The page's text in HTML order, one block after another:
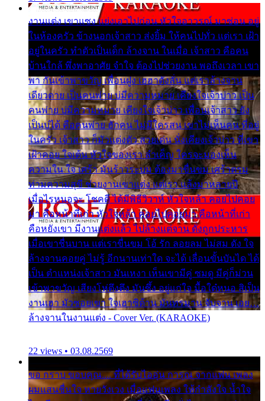
งานแต่ง เขาแซง แย่งเอาไปก่อน หัวใจอาวรณ์ มาซ่อน อยู่
ในห้องครัว ข้างนอกเจ้าสาว ส่งยิ้ม ให้คนไปทั่ว แต่เรา เฝ้า
อยู่ในครัว ทำตัวเป็นเด็ก ล้างจาน ในเมื่อ เจ้าสาว คือคน
บ้านใกล้ พึ่งพาอาศัย จำใจ ต้องไปช่วยงาน พอถึงเวลา เขา
พา กันเข้าพาขวัญ เพื่อนฝูง เฮฮาดังลั่น แต่เราล้างจาน
เดียวดาย เป็นคนพ่าย บ่มีความหมาย เคียงใจเจ้าบ่าว เป็น
คนพ่าย บ่มีความหมาย เคียงใจเจ้าบ่าว เพื่อนเจ้าสาว ยัง
เป็นบ่ได้ คือคนพ่าย ฮักคน ไม่มีใครสน เขาไม่เห็นคน ที่อยู่
ในครัว เจ้าสาว ก็มัวแต่งตัว สวยเด่น นั่งเคียงเจ้าบ่าว ที่เขา
เฝ้าคอย ใจเต้น หัวใจของเรา ลำเค็ญ ใครจะมองเห็น
ความใน ใจ เศร้า มันร้าวระบม ต้องมาขื่นขม เศร้าตรม
ท่ามความสุขี ช่วยงานเขาแต่ง แต่เรา แล้งมาหลายปี
เมื่อไรหนอจะ โชคดี ได้มีพิธีวิวาห์ หัวใจหล้า คอยไปคอย
มา คือหน้าที่เก่า หัวใจหล้า คอยไปคอยมา คือหน้าที่เก่า
คือหยังเขา มีงานแต่งแล้ว ไปล้างแต่จาน ดั่งถูกประหาร
เมื่อเขาชื่นบาน แต่เราขื่นขม โอ้ รัก ลอยลม ไม่สม ดัง ใจ
ล้างจานคอยคู่ ไม่รู้ อีกนานเท่าใด จะได้ เลื่อนขั้นบันได ได้
เป็น ตำแหน่งเจ้าสาว มันเหงา เห็นเขามีคู่ ซมดู มีคู่ก็ม่วน
เข้าพาขวัญ เสียงโห่ตึงตึง มันซึ้ง อยู่แก่ใจ มื้อใด๋หนอ สิเป็น
งานเฮา มัวซอยเขา ใจเฮาซิด้าน มันทรมาน จับจาน เอย…
ล้างจานในงานแต่ง - Cover Ver. (KARAOKE)
22 views • 03.08.2569
ขอ กราบ ขอบคุณ.... ที่ได้รับไออุ่น การุณ จากแฟน เพลง
ผมแสนชื่นใจ หายวังเวง เมื่อแฟนเพลง ให้กำลังใจ น้ำใจ